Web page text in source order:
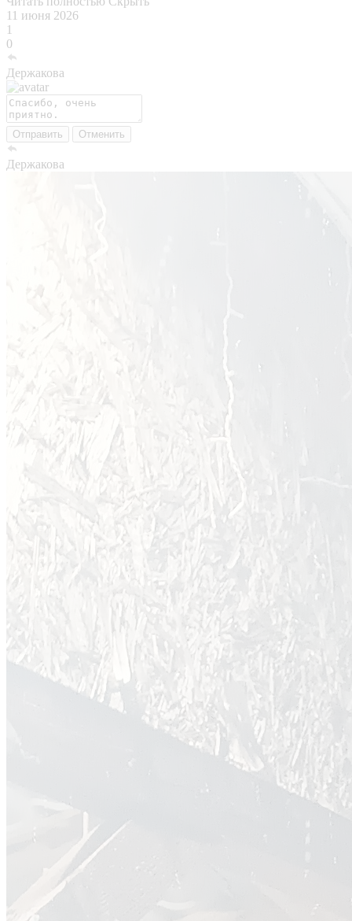
11 июня 2026
1
0
Держакова
Отправить Отменить
Держакова